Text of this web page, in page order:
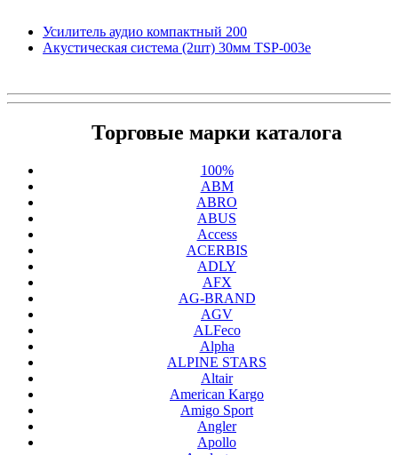
Усилитель аудио компактный 200
Акустическая система (2шт) 30мм TSP-003e
Торговые марки каталога
100%
ABM
ABRO
ABUS
Access
ACERBIS
ADLY
AFX
AG-BRAND
AGV
ALFeco
Alpha
ALPINE STARS
Altair
American Kargo
Amigo Sport
Angler
Apollo